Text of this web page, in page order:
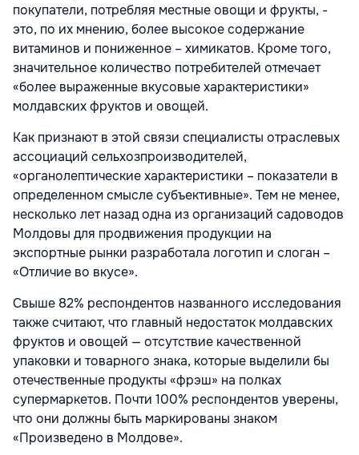
покупатели, потребляя местные овощи и фрукты, -
это, по их мнению, более высокое содержание
витаминов и пониженное – химикатов. Кроме того,
значительное количество потребителей отмечает
«более выраженные вкусовые характеристики»
молдавских фруктов и овощей.
Как признают в этой связи специалисты отраслевых
ассоциаций сельхозпроизводителей,
«органолептические характеристики – показатели в
определенном смысле субъективные». Тем не менее,
несколько лет назад одна из организаций садоводов
Молдовы для продвижения продукции на
экспортные рынки разработала логотип и слоган –
«Отличие во вкусе».
Свыше 82% респондентов названного исследования
также считают, что главный недостаток молдавских
фруктов и овощей — отсутствие качественной
упаковки и товарного знака, которые выделили бы
отечественные продукты «фрэш» на полках
супермаркетов. Почти 100% респондентов уверены,
что они должны быть маркированы знаком
«Произведено в Молдове».